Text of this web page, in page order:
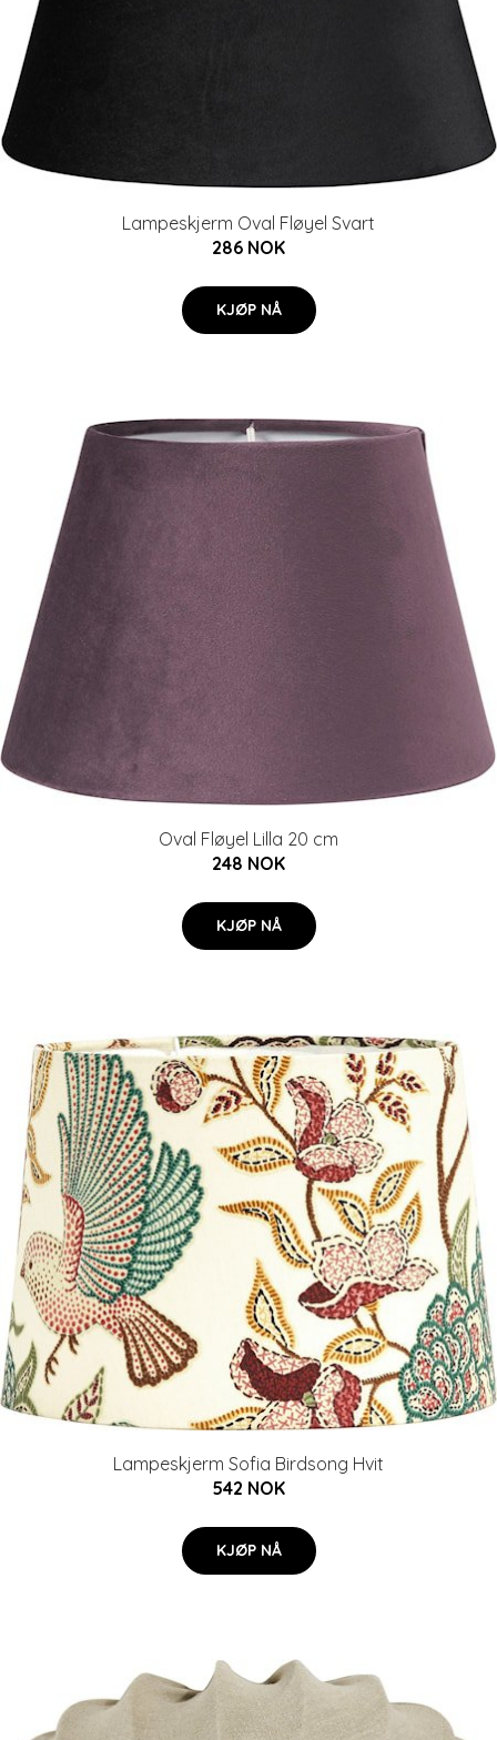
Lampeskjerm Oval Fløyel Svart
286 NOK
KJØP NÅ
Oval Fløyel Lilla 20 cm
248 NOK
KJØP NÅ
Lampeskjerm Sofia Birdsong Hvit
542 NOK
KJØP NÅ